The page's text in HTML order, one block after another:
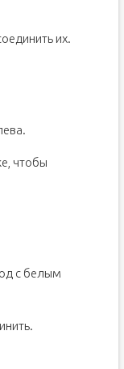
их.
чтобы
с белым